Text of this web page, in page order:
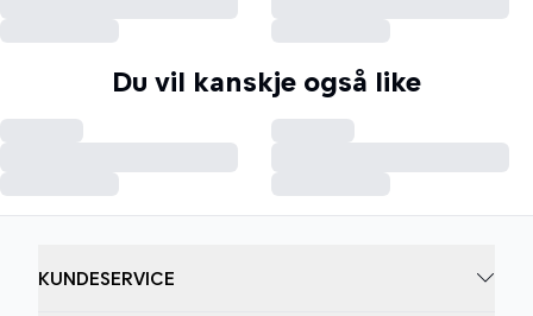
Du vil kanskje også like
KUNDESERVICE